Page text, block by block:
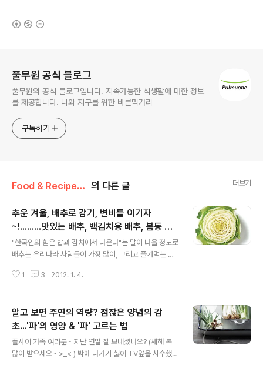
풀무원 공식 블로그
풀무원의 공식 블로그입니다. 지속가능한 식생활에 대한 정보
를 제공합니다. 나와 지구를 위한 바른먹거리
구독하기
Food & Recipe/그 푸드? 저 푸드! 의 다른 글 더보기
추운 겨울, 배추로 감기, 변비를 이기자
~!.........맛있는 배추, 백김치용 배추, 봄동 고
르는 법~
"한국인의 힘은 밥과 김치에서 나온다"는 말이 나올 정도로
배추는 우리나라 사람들이 가장 많이, 그리고 즐겨먹는 채
의 지혜를 바탕으로 저장식품으로 탄생한 배추~!하지만 겨
C가 풍부하기 때문에겨울철 감기 예방과 치료에도 효능이
있다고 합니다! 오오- 역시! 우리 선조들은 정말 스마트~하
지 말입니다~. 으쓱으쓱~. 이렇게 중요한 배추~!과연 어떻
게 고르고 또 어떻게 먹어야 할까요?배추에 대한 궁금증을
풀무원 사외보 을 통해 풀어봤습니다. 한겨울, ‘배추’로 차
1 3 2012. 1. 4.
알고 보면 주연의 역량? 점잖은 양념의 감
초...'파'의 영양 & '파' 고르는 법
풀사이 가족 여러분~ 지난 연말 잘 보내셨나요? (새해 복
많이 받으세요~ >_< ) 밖에 나가기 싫어 TV앞을 사수했던